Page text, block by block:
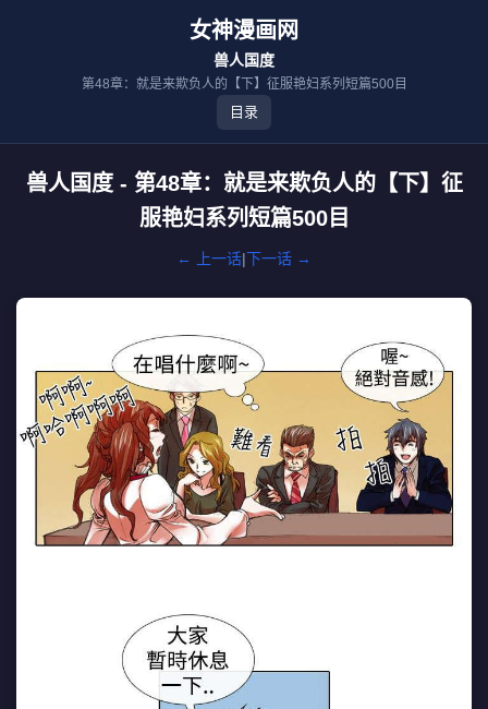
女神漫画网
兽人国度
第48章：就是来欺负人的【下】征服艳妇系列短篇500目
目录
兽人国度 - 第48章：就是来欺负人的【下】征
服艳妇系列短篇500目
← 上一话|下一话 →